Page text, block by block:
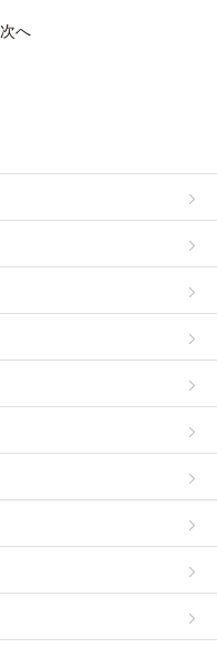
次へ